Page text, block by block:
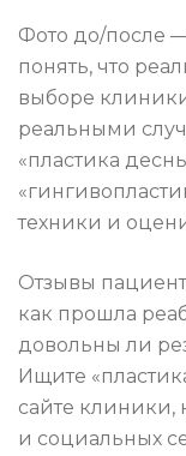
Фото до/после
понять, что
выборе
реальными
«пластика
техники и
Отзывы
как прошла
довольны ли
Ищите
сайте клиники,
и социальных